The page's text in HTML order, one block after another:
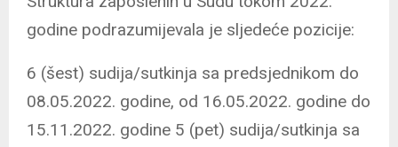
godine podrazumijevala je sljedeće pozicije:
6 (šest) sudija/sutkinja sa predsjednikom do
08.05.2022. godine, od 16.05.2022. godine do
15.11.2022. godine 5 (pet) sudija/sutkinja sa